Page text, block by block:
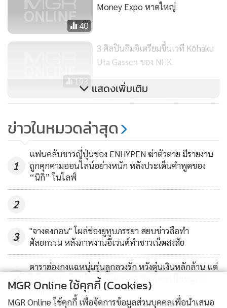
40
Money Expo หาดใหญ่
193
3 ศิลปินกิมจิเตรียมขึ้นเวที Kōhaku
Uta Gassen ของ NHK
164
20ค่ายแห่ร่วมงานแปซิฟิค มอเตอร์
แสดงเพิ่มเติม
ข่าวในหมวดล่าสุด
1
แฟนคลับชาวญี่ปุ่นของ ENHYPEN ฆ่าตัวตาย มีรายงาน
ถูกคุกคามออนไลน์อย่างหนัก หลังประเด็นคำพูดของ
“นิกิ” ในไลฟ์
2
3
"จางดงกอน" โผล่ช่องยูทูบภรรยา สยบข่าวลือทำ
ศัลยกรรม หลังภาพงานอีเวนต์ทำชาวเน็ตสงสัย
4
ดาราฮ่องกงแฉหนุ่มรุ่นลูกลวงรัก หวังตุ๋นเงินหลักล้าน แต่
รู้ทัน สวนกลับ “คิดว่าพี่อยู่มา 61 ปีแล้วจะเป็นหมูรอ
เชือดหรือไง?”
MGR Online ใช้คุกกี้ (Cookies)
MGR Online ใช้คุกกี้ เพื่อจัดการข้อมูลส่วนบุคคลเพื่อนำเสนอ